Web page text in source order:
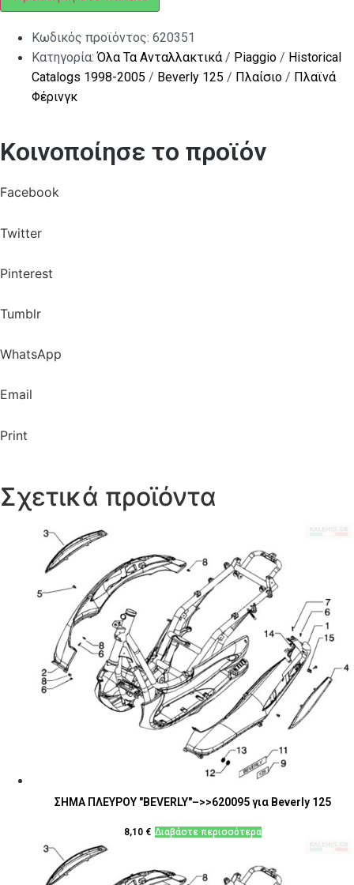
Κωδικός προϊόντος: 620351
Κατηγορία:Όλα Τα Ανταλλακτικά/ Piaggio / Historical
Catalogs 1998-2005 / Beverly 125 / Πλαίσιο / Πλαϊνά
Φέρινγκ
Κοινοποίησε το προϊόν
Facebook
Twitter
Pinterest
Tumblr
WhatsApp
Email
Print
Σχετικά προϊόντα
ΣΗΜΑ ΠΛΕΥΡΟΥ "BEVERLY"–>>620095 για Beverly 125
8,10 € Διαβάστε περισσότερα